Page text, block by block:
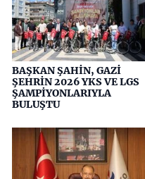
BAŞKAN ŞAHİN, GAZİ
ŞEHRİN 2026 YKS VE LGS
ŞAMPİYONLARIYLA
BULUŞTU